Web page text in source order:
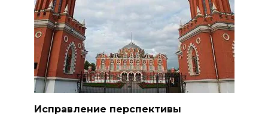
Исправление перспективы